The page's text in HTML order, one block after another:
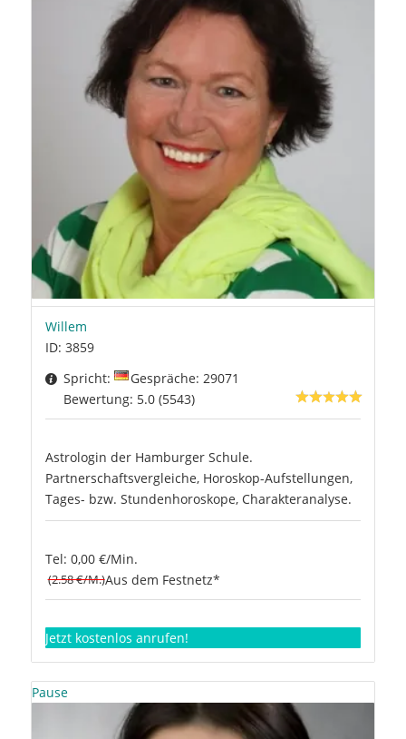
Willem
ID: 3859
Spricht:
Gespräche: 29071
Bewertung: 5.0 (5543)
Astrologin der Hamburger Schule.
Partnerschaftsvergleiche, Horoskop-Aufstellungen,
Tages- bzw. Stundenhoroskope, Charakteranalyse.
Tel: 0,00 €/Min.
(2.58 €/M.)Aus dem Festnetz*
Jetzt kostenlos anrufen!
Pause